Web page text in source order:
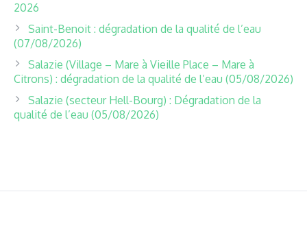
2026
Saint-Benoit : dégradation de la qualité de l’eau
(07/08/2026)
Salazie (Village – Mare à Vieille Place – Mare à
Citrons) : dégradation de la qualité de l’eau (05/08/2026)
Salazie (secteur Hell-Bourg) : Dégradation de la
qualité de l’eau (05/08/2026)